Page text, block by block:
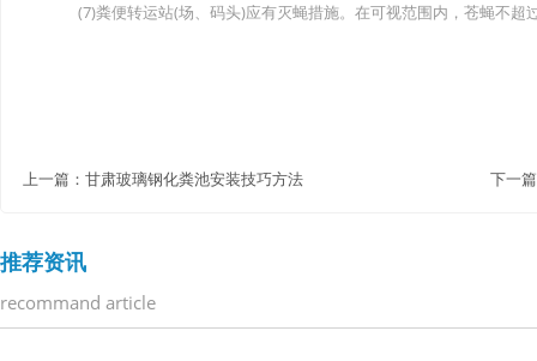
(7)粪便转运站(场、码头)应有灭蝇措施。在可视范围内，苍蝇不超
上一篇： 甘肃玻璃钢化粪池安装技巧方法 下一
推荐资讯
recommand article